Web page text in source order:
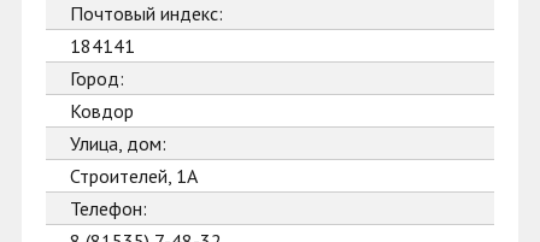
Почтовый индекс:
184141
Город:
Ковдор
Улица, дом:
Строителей, 1А
Телефон: